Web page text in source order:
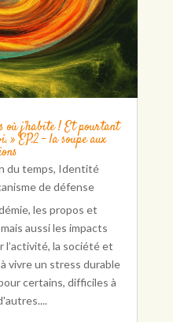
où j’habite ! Et pourtant
» EP.2 – la soupe aux
du temps, Identité
de défense
les propos et
aussi les impacts
la société et
vivre un stress durable
certains, difficiles à